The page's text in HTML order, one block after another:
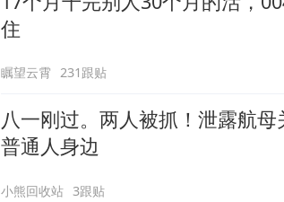
住
瞩望云霄 231跟贴
八一刚过。两人被抓！泄露航
普通人身边
小熊回收站 3跟贴